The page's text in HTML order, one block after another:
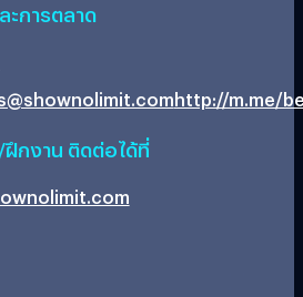
ะการตลาด
http://m.me/
กงาน ติดต่อได้ที่